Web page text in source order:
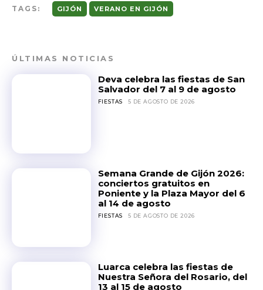
TAGS: GIJÓN VERANO EN GIJÓN
ÚLTIMAS NOTICIAS
Deva celebra las fiestas de San
Salvador del 7 al 9 de agosto
FIESTAS 5 DE AGOSTO DE 2026
Semana Grande de Gijón 2026:
conciertos gratuitos en
Poniente y la Plaza Mayor del 6
al 14 de agosto
FIESTAS 5 DE AGOSTO DE 2026
Luarca celebra las fiestas de
Nuestra Señora del Rosario, del
13 al 15 de agosto